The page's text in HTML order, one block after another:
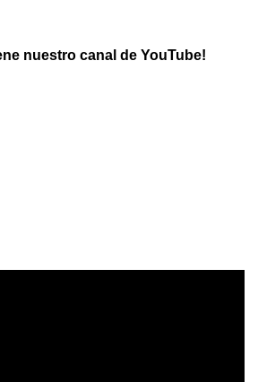
nuestro canal de YouTube!